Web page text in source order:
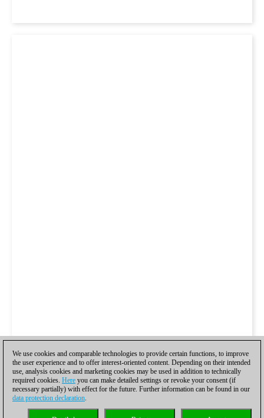
We use cookies and comparable technologies to provide certain functions, to improve
the user experience and to offer interest-oriented content. Depending on their intended
use, analysis cookies and marketing cookies may be used in addition to technically
required cookies. Here you can make detailed settings or revoke your consent (if
necessary partially) with effect for the future. Further information can be found in our
data protection declaration.